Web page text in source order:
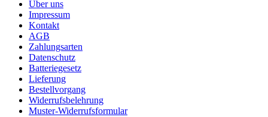
Über uns
Impressum
Kontakt
AGB
Zahlungsarten
Datenschutz
Batteriegesetz
Lieferung
Bestellvorgang
Widerrufsbelehrung
Muster-Widerrufsformular